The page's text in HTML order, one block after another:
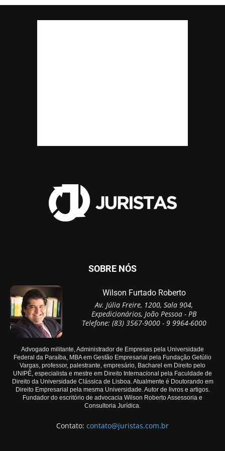
SOBRE NÓS
Wilson Furtado Roberto
Av. Júlia Freire, 1200, Sala 904,
Expedicionários, João Pessoa - PB
Telefone: (83) 3567-9000 - 9 9964-6000
Advogado militante, Administrador de Empresas pela Universidade
Federal da Paraíba, MBA em Gestão Empresarial pela Fundação Getúlio
Vargas, professor, palestrante, empresário, Bacharel em Direito pelo
UNIPÊ, especialista e mestre em Direito Internacional pela Faculdade de
Direito da Universidade Clássica de Lisboa. Atualmente é Doutorando em
Direito Empresarial pela mesma Universidade. Autor de livros e artigos.
Fundador do escritório de advocacia Wilson Roberto Assessoria e
Consultoria Jurídica.
Contato: contato@juristas.com.br